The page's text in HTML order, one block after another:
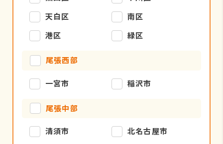
天白区
南区
港区
緑区
尾張西部
一宮市 稲沢市
尾張中部
清須市
北名古屋市